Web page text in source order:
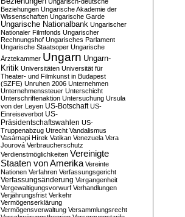
Beziehungen Ungarische Akademie der
Wissenschaften Ungarische Garde
Ungarische Nationalbank Ungarischer
Nationaler Filmfonds Ungarischer
Rechnungshof Ungarisches Parlament
Ungarische Staatsoper Ungarische
Ärztekammer Ungarn Ungarn-
Kritik Universitäten Universität für
Theater- und Filmkunst in Budapest
(SZFE) Unruhen 2006 Unternehmen
Unternehmenssteuer Unterschicht
Unterschriftenaktion Untersuchung Ursula
von der Leyen US-Botschaft US-
Einreiseverbot US-
Präsidentschaftswahlen US-
Truppenabzug Utrecht Vandalismus
Vasárnapi Hírek Vatikan Venezuela Vera
Jourová Verbraucherschutz
Verdienstmöglichkeiten Vereinigte
Staaten von Amerika Vereinte
Nationen Verfahren Verfassungsgericht
Verfassungsänderung Vergangenheit
Vergewaltigungsvorwurf Verhandlungen
Verjährungsfrist Verkehr
Vermögenserklärung
Vermögensverwaltung Versammlungsrecht